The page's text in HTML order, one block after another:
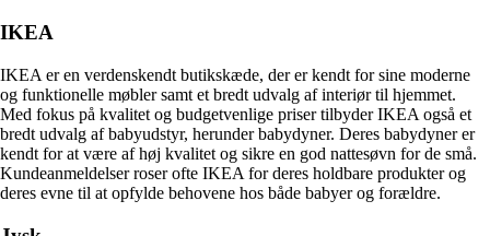
IKEA
IKEA er en verdenskendt butikskæde, der er kendt for sine moderne
og funktionelle møbler samt et bredt udvalg af interiør til hjemmet.
Med fokus på kvalitet og budgetvenlige priser tilbyder IKEA også et
bredt udvalg af babyudstyr, herunder babydyner. Deres babydyner er
kendt for at være af høj kvalitet og sikre en god nattesøvn for de små.
Kundeanmeldelser roser ofte IKEA for deres holdbare produkter og
deres evne til at opfylde behovene hos både babyer og forældre.